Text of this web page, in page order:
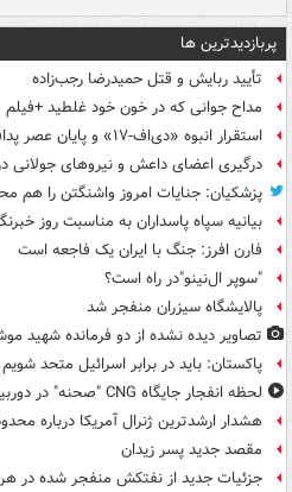
پربازدیدترین ها
تأیید ربایش و قتل حمیدرضا رجب‌زاده
مداح جوانی که در خون خود غلطید +فیلم
استقرار انبوه «دی‌اف‑۱۷» و پایان عصر پدافند آمریکا +عکس
درگیری اعضای داعش و نیروهای جولانی
پزشکیان: جنایات امروز واشنگتن را هم
بیانیه سپاه پاسداران به مناسبت روز
فارن افرز: جنگ با ایران یک فاجعه است
"سوپر ال‌نینو"در راه است؟
پالایشگاه سیزران منفجر شد
تصاویر دیده‌ نشده از دو فرمانده شهید
پاکستان: باید در برابر اسرائیل متحد شویم
لحظه انفجار جایگاه CNG "صحنه" در دوربین مداربسته
هشدار ارشدترین ژنرال آمریکا درباره
مقصد جدید پسر زیدان
جزئیات جدید از نفتکش منفجر شده در